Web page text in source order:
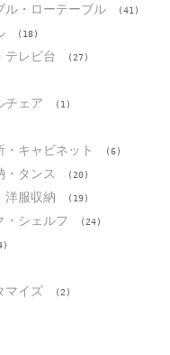
ル・ローテーブル (41)
(18)
テレビ台 (27)
チェア (1)
・キャビネット (6)
・タンス (20)
洋服収納 (19)
・シェルフ (24)
マイズ (2)